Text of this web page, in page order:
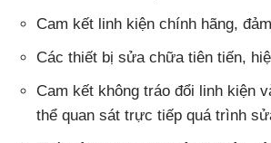
Cam kết linh kiện chính hãng,
Các thiết bị sửa chữa tiên tiến,
Cam kết không tráo đổi linh kiện
thể quan sát trực tiếp quá trình